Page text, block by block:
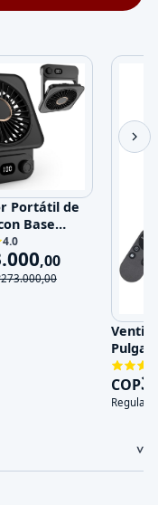
Portátil de
Base
y 100
4.0
,00
273.000,00
120V
COP
Regular: